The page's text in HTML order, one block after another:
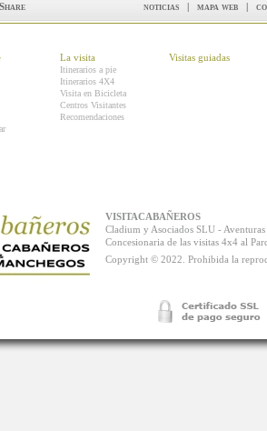
noticias | mapa web |
La visita
Itinerarios a pie
Itinerarios 4X4
Visita en Bicicleta
Centros Visitantes
Recomendaciones
Visitas guiadas
VISITACABAÑEROS
Cladium y Asociados SLU -
Concesionaria de las visitas 4x4 al
Copyright © 2022. Prohibida la